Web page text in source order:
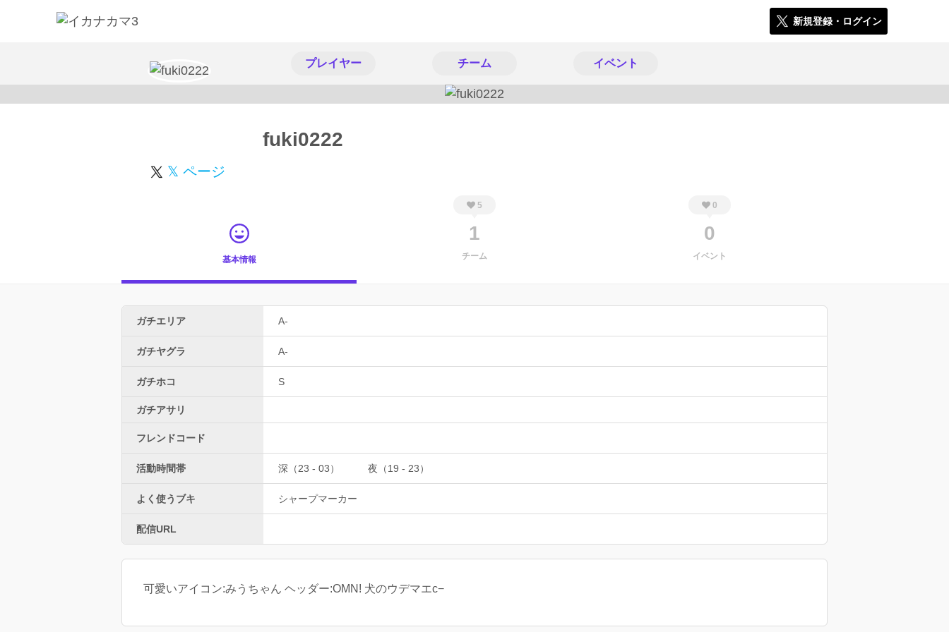
新規登録・ログイン
プレイヤー チーム イベント
fuki0222
𝕏 ページ
基本情報
5
1
チーム
0
0
イベント
ガチエリア A-
ガチヤグラ A-
ガチホコ S
ガチアサリ
フレンドコード
活動時間帯 深（23 - 03） 夜（19 - 23）
よく使うブキ シャープマーカー
配信URL
可愛いアイコン:みうちゃん ヘッダー:OMN! 犬のウデマエc−